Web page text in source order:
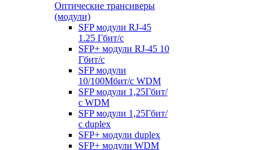
Оптические трансиверы
(модули)
SFP модули RJ-45
1.25 Гбит/c
SFP+ модули RJ-45 10
Гбит/c
SFP модули
10/100Мбит/с WDM
SFP модули 1,25Гбит/
с WDM
SFP модули 1,25Гбит/
с duplex
SFP+ модули duplex
SFP+ модули WDM